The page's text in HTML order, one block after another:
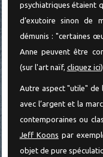
psychiatriques étaient
d’exutoire sinon de
démunis : "certaines
Anne peuvent être
(sur l'art naïf, cliquez ici
Autre aspect "utile" de
avec l’argent et la
contemporaines ou
Jeff Koons par
objet de pure